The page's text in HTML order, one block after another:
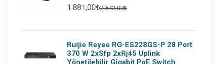
1.881,00₺2.542,00₺
Ruijie Reyee RG-ES228GS-P 28 Port
370 W 2xSfp 2xRj45 Uplink
Yönetilebilir Gigabit PoE Switch